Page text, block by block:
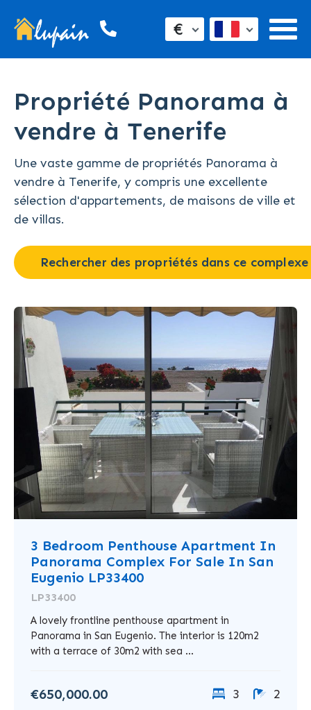
€
Propriété Panorama à
vendre à Tenerife
Une vaste gamme de propriétés Panorama à
vendre à Tenerife, y compris une excellente
sélection d'appartements, de maisons de ville et
de villas.
Rechercher des propriétés dans ce complexe
3 Bedroom Penthouse Apartment In
Panorama Complex For Sale In San
Eugenio LP33400
LP33400
A lovely frontline penthouse apartment in
Panorama in San Eugenio. The interior is 120m2
with a terrace of 30m2 with sea ...
€650,000.00 3 2